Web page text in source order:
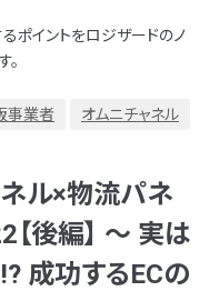
ポイントをロジザードのノ
。
事業者
オムニチャネル
ル×物流パネ
【後編】 ～ 実は
成功するECの